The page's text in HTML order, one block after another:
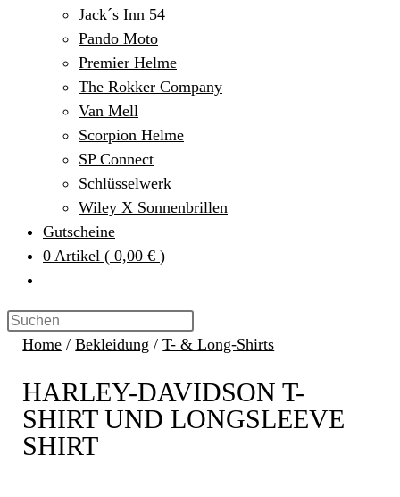
Jack´s Inn 54
Pando Moto
Premier Helme
The Rokker Company
Van Mell
Scorpion Helme
SP Connect
Schlüsselwerk
Wiley X Sonnenbrillen
Gutscheine
0 Artikel ( 0,00 € )
Home / Bekleidung / T- & Long-Shirts
HARLEY-DAVIDSON T-
SHIRT UND LONGSLEEVE
SHIRT